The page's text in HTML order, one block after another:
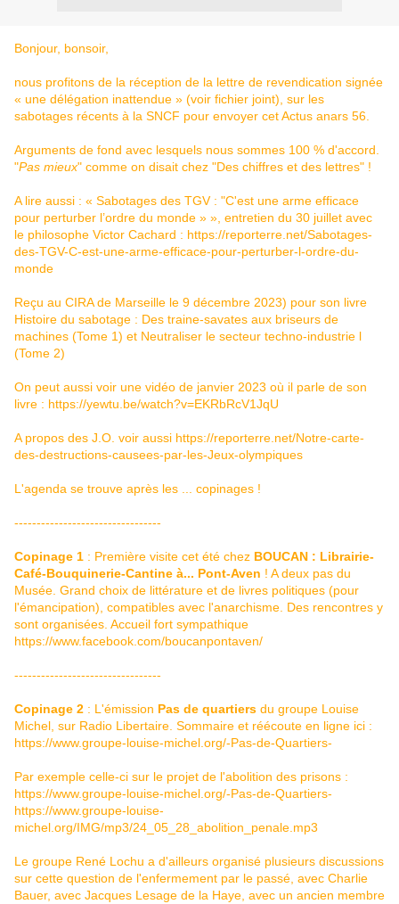
Bonjour, bonsoir,
nous profitons de la réception de la lettre de revendication signée
« une délégation inattendue » (voir fichier joint), sur les
sabotages récents à la SNCF pour envoyer cet Actus anars 56.
Arguments de fond avec lesquels nous sommes 100 % d'accord.
"Pas mieux" comme on disait chez "Des chiffres et des lettres" !
A lire aussi : « Sabotages des TGV : "C'est une arme efficace
pour perturber l’ordre du monde » », entretien du 30 juillet avec
le philosophe Victor Cachard : https://reporterre.net/Sabotages-
des-TGV-C-est-une-arme-efficace-pour-perturber-l-ordre-du-
monde
Reçu au CIRA de Marseille le 9 décembre 2023) pour son livre
Histoire du sabotage : Des traine-savates aux briseurs de
machines (Tome 1) et Neutraliser le secteur techno-industrie l
(Tome 2)
On peut aussi voir une vidéo de janvier 2023 où il parle de son
livre : https://yewtu.be/watch?v=EKRbRcV1JqU
A propos des J.O. voir aussi https://reporterre.net/Notre-carte-
des-destructions-causees-par-les-Jeux-olympiques
L'agenda se trouve après les ... copinages !
---------------------------------
Copinage 1 : Première visite cet été chez BOUCAN : Librairie-
Café-Bouquinerie-Cantine à... Pont-Aven ! A deux pas du
Musée. Grand choix de littérature et de livres politiques (pour
l'émancipation), compatibles avec l'anarchisme. Des rencontres y
sont organisées. Accueil fort sympathique
https://www.facebook.com/boucanpontaven/
---------------------------------
Copinage 2 : L'émission Pas de quartiers du groupe Louise
Michel, sur Radio Libertaire. Sommaire et réécoute en ligne ici :
https://www.groupe-louise-michel.org/-Pas-de-Quartiers-
Par exemple celle-ci sur le projet de l'abolition des prisons :
https://www.groupe-louise-michel.org/-Pas-de-Quartiers-
https://www.groupe-louise-
michel.org/IMG/mp3/24_05_28_abolition_penale.mp3
Le groupe René Lochu a d'ailleurs organisé plusieurs discussions
sur cette question de l'enfermement par le passé, avec Charlie
Bauer, avec Jacques Lesage de la Haye, avec un ancien membre